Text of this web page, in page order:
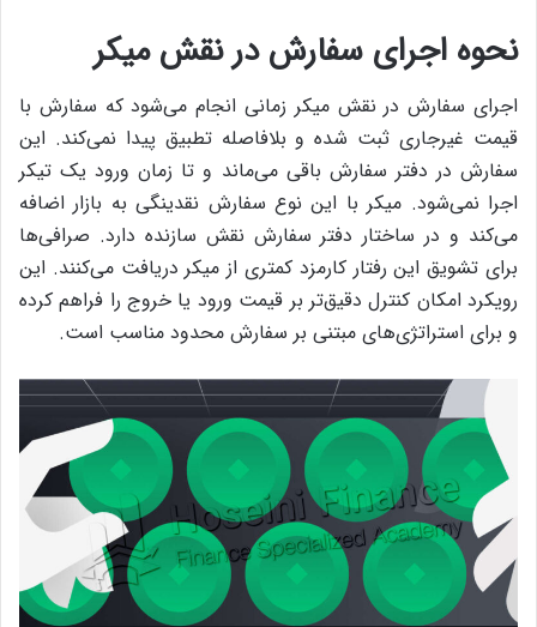
نحوه اجرای سفارش در نقش میکر
اجرای سفارش در نقش میکر زمانی انجام می‌شود که سفارش با
قیمت غیرجاری ثبت شده و بلافاصله تطبیق پیدا نمی‌کند. این
سفارش در دفتر سفارش باقی می‌ماند و تا زمان ورود یک تیکر
اجرا نمی‌شود. میکر با این نوع سفارش نقدینگی به بازار اضافه
می‌کند و در ساختار دفتر سفارش نقش سازنده دارد. صرافی‌ها
برای تشویق این رفتار کارمزد کمتری از میکر دریافت می‌کنند. این
رویکرد امکان کنترل دقیق‌تر بر قیمت ورود یا خروج را فراهم کرده
و برای استراتژی‌های مبتنی بر سفارش محدود مناسب است.